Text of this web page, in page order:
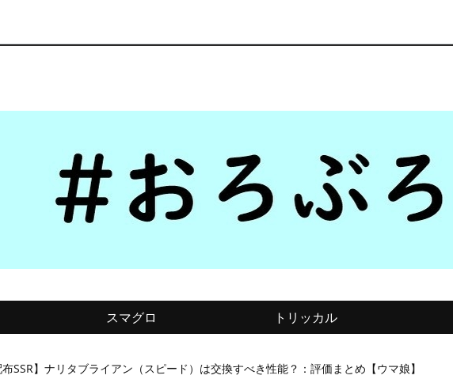
スマグロ トリッカル
布SSR】ナリタブライアン（スピード）は交換すべき性能？：評価まとめ【ウマ娘】